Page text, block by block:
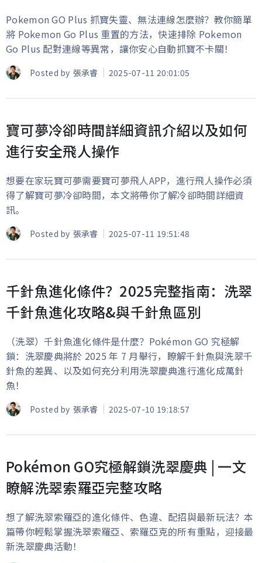
Pokemon GO Plus 抓寶失靈、無法連線怎麼辦？教你簡單
將 Pokemon Go Plus 重置的方法，快速排除 Pokemon
Go Plus 配對連線等異常，讓你安心自動抓寶不卡關！
Posted by 張承睿 2025-07-11 20:01:05
寶可夢冷卻時間詳細資訊介紹以及如何
進行安全飛人操作
想要在家玩寶可夢需要寶可夢飛人APP，進行飛人操作必須
得了解寶可夢冷卻時間，本文將帶你了解冷卻時間詳細資
訊。
Posted by 張承睿 2025-07-11 19:51:48
千針魚進化條件？2025完整指南：洗翠
千針魚進化攻略&與千針魚區別
（洗翠）千針魚進化條件是什麼？Pokémon GO 究極解
鎖：洗翠慶典將於 2025 年 7 月舉行，瞭解千針魚與洗翠千
針魚的差異、以及如何充分利用洗翠慶典進行進化成萬針
魚！
Posted by 張承睿 2025-07-10 19:18:57
Pokémon GO究極解鎖洗翠慶典 | 一文
瞭解洗翠索羅亞完整攻略
想了解洗翠索羅亞的進化條件、色違、配招與最新玩法？本
篇帶你輕鬆掌握洗翠索羅亞、索羅亞克的所有重點，迎接最
新洗翠慶典活動！